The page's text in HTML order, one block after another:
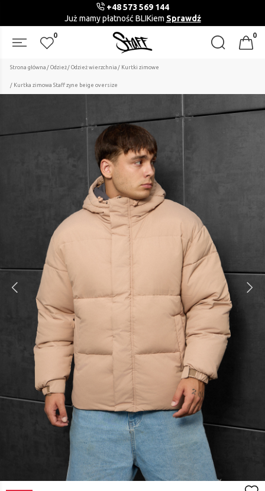
+48 573 569 144
Już mamy płatność BLIKiem Sprawdź
0 0
Strona główna Odzież Odzież wierzchnia Kurtki zimowe
Kurtka zimowa Staff zyne beige oversize